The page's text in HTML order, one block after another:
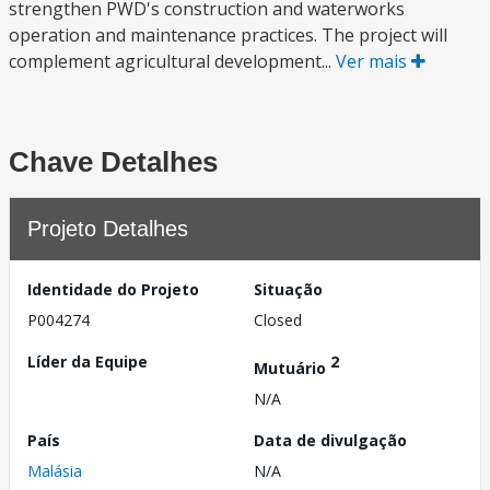
strengthen PWD's construction and waterworks
operation and maintenance practices. The project will
complement agricultural development... Ver mais
Chave Detalhes
Projeto Detalhes
Identidade do Projeto
P004274
Situação
Closed
Líder da Equipe
Mutuário 2
N/A
País
Malásia
Data de divulgação
N/A